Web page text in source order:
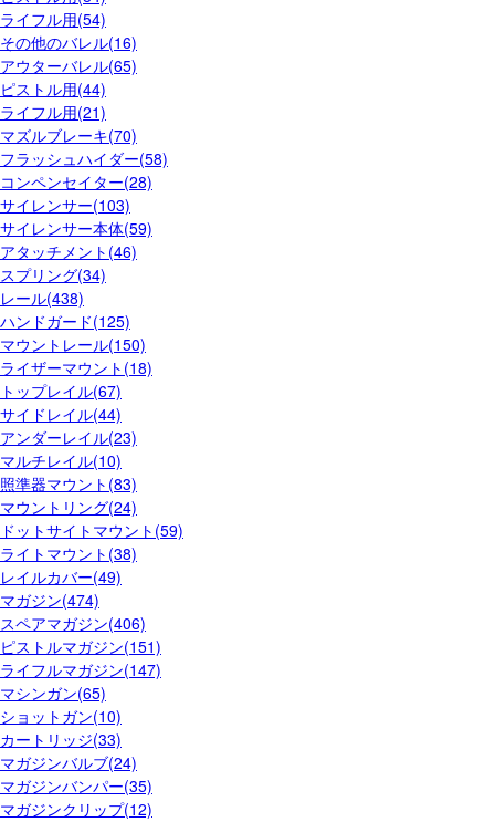
ライフル用(54)
その他のバレル(16)
アウターバレル(65)
ピストル用(44)
ライフル用(21)
マズルブレーキ(70)
フラッシュハイダー(58)
コンペンセイター(28)
サイレンサー(103)
サイレンサー本体(59)
アタッチメント(46)
スプリング(34)
レール(438)
ハンドガード(125)
マウントレール(150)
ライザーマウント(18)
トップレイル(67)
サイドレイル(44)
アンダーレイル(23)
マルチレイル(10)
照準器マウント(83)
マウントリング(24)
ドットサイトマウント(59)
ライトマウント(38)
レイルカバー(49)
マガジン(474)
スペアマガジン(406)
ピストルマガジン(151)
ライフルマガジン(147)
マシンガン(65)
ショットガン(10)
カートリッジ(33)
マガジンバルブ(24)
マガジンバンパー(35)
マガジンクリップ(12)